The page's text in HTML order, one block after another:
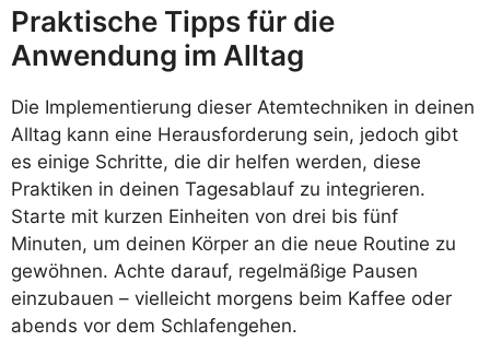
Praktische Tipps für die
Anwendung im Alltag
Die Implementierung dieser Atemtechniken in deinen
Alltag kann eine Herausforderung sein, jedoch gibt
es einige Schritte, die dir helfen werden, diese
Praktiken in deinen Tagesablauf zu integrieren.
Starte mit kurzen Einheiten von drei bis fünf
Minuten, um deinen Körper an die neue Routine zu
gewöhnen. Achte darauf, regelmäßige Pausen
einzubauen – vielleicht morgens beim Kaffee oder
abends vor dem Schlafengehen.